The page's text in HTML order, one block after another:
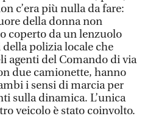
c’era più nulla da fare:
della donna non
coperto da un lenzuolo
polizia locale che
agenti del Comando di via
due camionette, hanno
i sensi di marcia per
sulla dinamica. L’unica
veicolo è stato coinvolto.